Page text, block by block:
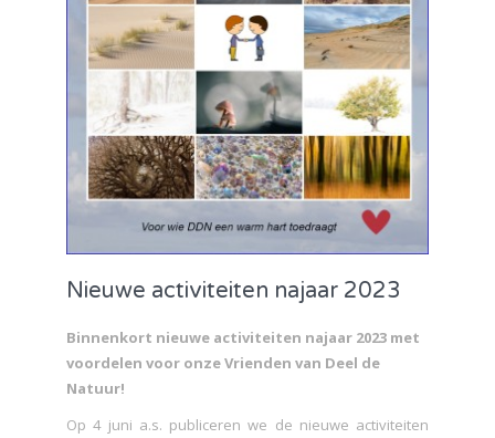
Nieuwe activiteiten najaar 2023
Binnenkort nieuwe activiteiten najaar 2023 met
voordelen voor onze Vrienden van Deel de
Natuur!
Op 4 juni a.s. publiceren we de nieuwe activiteiten